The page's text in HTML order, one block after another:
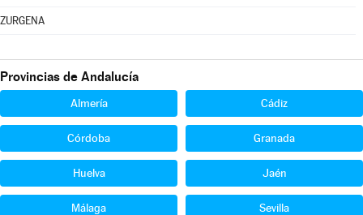
ZURGENA
Provincias de Andalucía
Almería Cádiz
Córdoba Granada
Huelva Jaén
Málaga Sevilla